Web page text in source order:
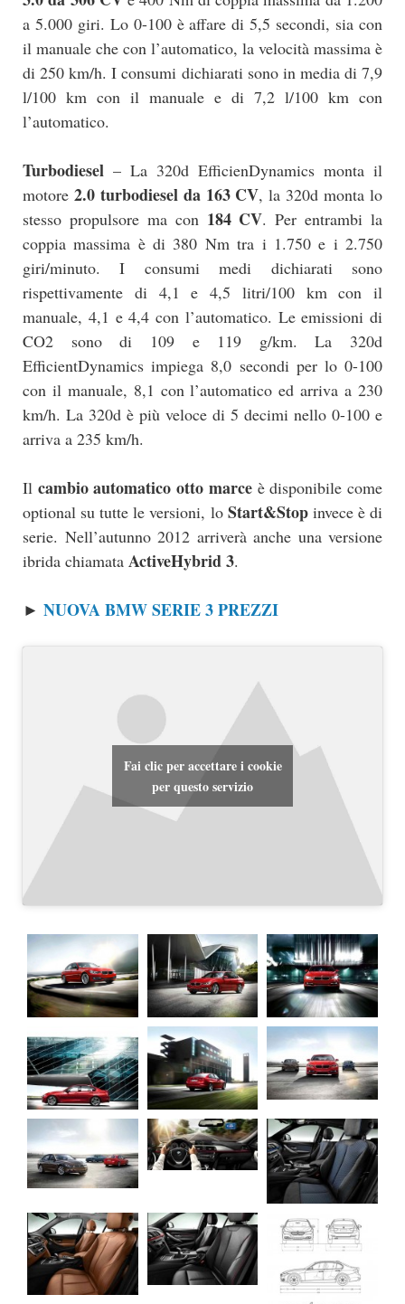
a 5.000 giri. Lo 0-100 è affare di 5,5 secondi, sia con
il manuale che con l’automatico, la velocità massima è
di 250 km/h. I consumi dichiarati sono in media di 7,9
l/100 km con il manuale e di 7,2 l/100 km con
l’automatico.
Turbodiesel – La 320d EfficienDynamics monta il
motore 2.0 turbodiesel da 163 CV, la 320d monta lo
stesso propulsore ma con 184 CV. Per entrambi la
coppia massima è di 380 Nm tra i 1.750 e i 2.750
giri/minuto. I consumi medi dichiarati sono
rispettivamente di 4,1 e 4,5 litri/100 km con il
manuale, 4,1 e 4,4 con l’automatico. Le emissioni di
CO2 sono di 109 e 119 g/km. La 320d
EfficientDynamics impiega 8,0 secondi per lo 0-100
con il manuale, 8,1 con l’automatico ed arriva a 230
km/h. La 320d è più veloce di 5 decimi nello 0-100 e
arriva a 235 km/h.
Il cambio automatico otto marceè disponibile come
optional su tutte le versioni, lo Start&Stopinvece è di
serie. Nell’autunno 2012 arriverà anche una versione
ibrida chiamata ActiveHybrid 3.
► NUOVA BMW SERIE 3 PREZZI
Fai clic per accettare i cookie
per questo servizio